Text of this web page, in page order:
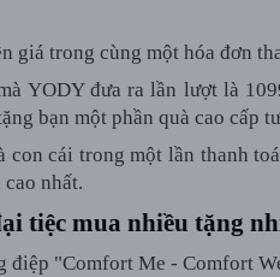
giá trong cùng một hóa đơn
YODY đưa ra lần lượt là
bạn một phần quà cao cấp
con cái trong một lần thanh
nhất.
tiệc mua nhiều tặng
điệp "Comfort Me - Comfort